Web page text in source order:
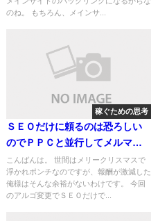
のね。 もちろん、メインサ...
稼ぐための思考
ＳＥＯだけに頼るのは恐ろしい
のでＰＰＣと並行してメルマガ
も始めます
こんばんは。 世間はメリークリスマスで
浮かれポンチなのですが、報酬が激減した
俺様はそんな余裕がないわけです。 今回
のアルゴ変更でＳＥＯだけで...